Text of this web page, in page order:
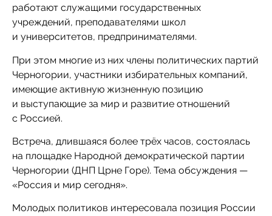
работают служащими государственных
учреждений, преподавателями школ
и университетов, предпринимателями.
При этом многие из них члены политических партий
Черногории, участники избирательных компаний,
имеющие активную жизненную позицию
и выступающие за мир и развитие отношений
с Россией.
Встреча, длившаяся более трёх часов, состоялась
на площадке Народной демократической партии
Черногории (ДНП Црне Горе). Тема обсуждения —
«Россия и мир сегодня».
Молодых политиков интересовала позиция России